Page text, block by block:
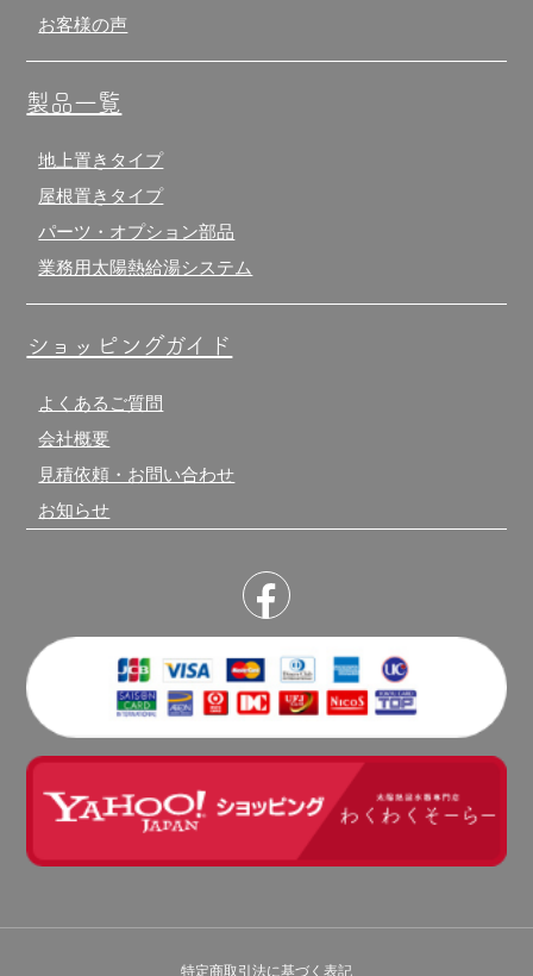
お客様の声
製品一覧
地上置きタイプ
屋根置きタイプ
パーツ・オプション部品
業務用太陽熱給湯システム
ショッピングガイド
よくあるご質問
会社概要
見積依頼・お問い合わせ
お知らせ
特定商取引法に基づく表記